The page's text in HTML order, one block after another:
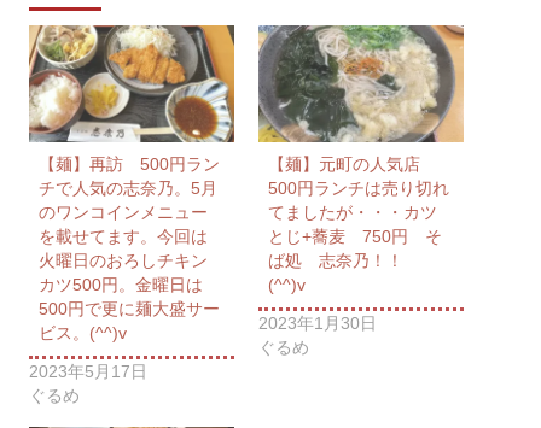
【麺】再訪 500円ラン
チで人気の志奈乃。5月
のワンコインメニュー
を載せてます。今回は
火曜日のおろしチキン
カツ500円。金曜日は
500円で更に麺大盛サー
ビス。(^^)v
2023年5月17日
ぐるめ
【麺】元町の人気店
500円ランチは売り切れ
てましたが・・・カツ
とじ+蕎麦 750円 そ
ば処 志奈乃！！
(^^)v
2023年1月30日
ぐるめ